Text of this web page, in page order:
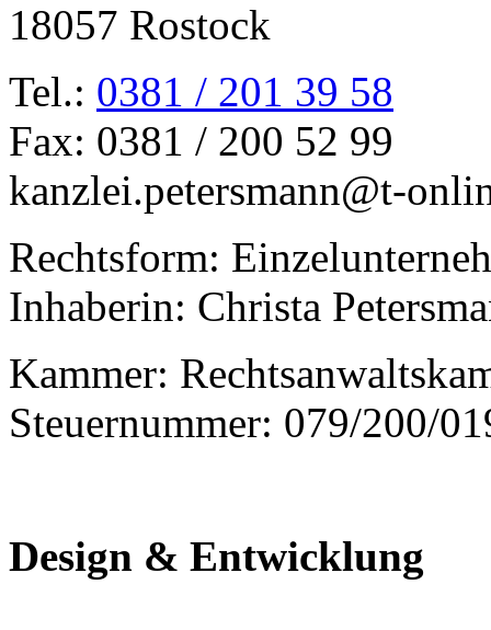
18057 Rostock
Tel.: 0381 / 201 39 58
Fax: 0381 / 200 52 99
kanzlei.petersmann@t-
Rechtsform:
Inhaberin: Christa
Kammer:
Steuernummer: 079/200/
Design & Entwicklung